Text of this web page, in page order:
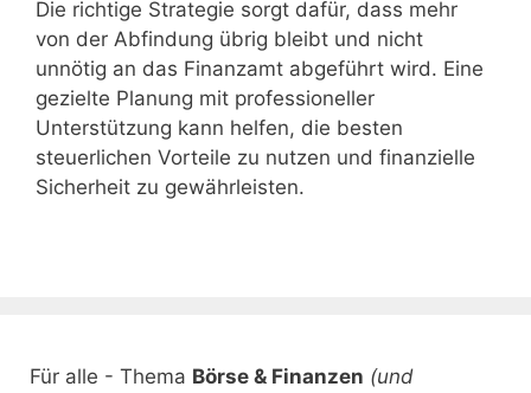
Die richtige Strategie sorgt dafür, dass mehr
von der Abfindung übrig bleibt und nicht
unnötig an das Finanzamt abgeführt wird. Eine
gezielte Planung mit professioneller
Unterstützung kann helfen, die besten
steuerlichen Vorteile zu nutzen und finanzielle
Sicherheit zu gewährleisten.
Für alle - Thema Börse & Finanzen (und